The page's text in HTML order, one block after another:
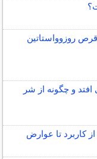
روزوواستاتین
و چگونه از شر
کاربرد تا عوارض